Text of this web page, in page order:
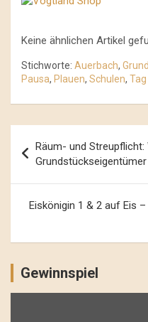
Keine ähnlichen Artikel
Stichworte: Auerbach,
Pausa, Plauen, Schulen,
Navigation
Räum- und Streupflicht:
Eiskönigin 1 & 2 auf Eis
Gewinnspiel